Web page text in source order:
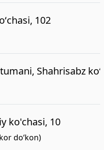
102
Shahrisabz
ko'chasi, 10
do‘kon)